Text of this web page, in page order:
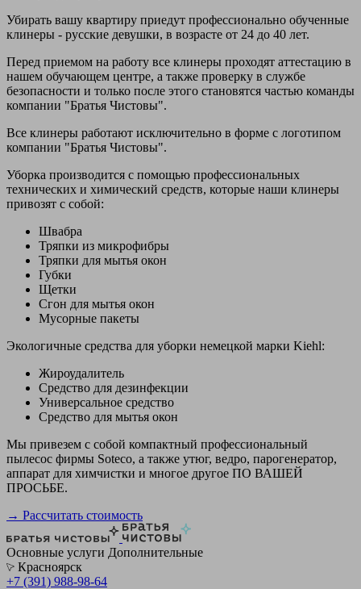
Убирать вашу квартиру приедут профессионально обученные
клинеры - русские девушки, в возрасте от 24 до 40 лет.
Перед приемом на работу все клинеры проходят аттестацию в
нашем обучающем центре, а также проверку в службе
безопасности и только после этого становятся частью команды
компании "Братья Чистовы".
Все клинеры работают исключительно в форме с логотипом
компании "Братья Чистовы".
Уборка производится с помощью профессиональных
технических и химический средств, которые наши клинеры
привозят с собой:
Швабра
Тряпки из микрофибры
Тряпки для мытья окон
Губки
Щетки
Сгон для мытья окон
Мусорные пакеты
Экологичные средства для уборки немецкой марки Kiehl:
Жироудалитель
Средство для дезинфекции
Универсальное средство
Средство для мытья окон
Мы привезем с собой компактный профессиональный
пылесос фирмы Soteco, а также утюг, ведро, парогенератор,
аппарат для химчистки и многое другое ПО ВАШЕЙ
ПРОСЬБЕ.
→ Рассчитать стоимость
Основные услуги Дополнительные
Красноярск
+7 (391) 988-98-64